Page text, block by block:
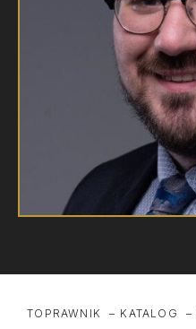
TOPRAWNIK KATALOG